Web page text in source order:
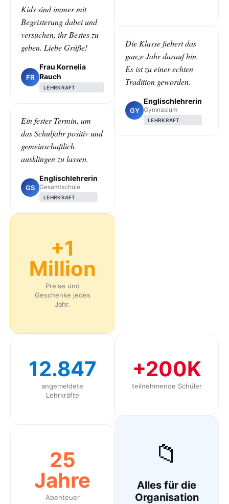
Kids sind immer mit
Begeisterung dabei und
versuchen, ihr Bestes zu
geben. Liebe Grüße!
FR
Frau Kornelia
Rauch
LEHRKRAFT
Ein fester Termin, um
das Schuljahr positiv und
gemeinschaftlich
ausklingen zu lassen.
GS
Englischlehrerin
Gesamtschule
LEHRKRAFT
+1
Million
Preise und
Geschenke jedes
Jahr.
Die Klasse fiebert das
ganze Jahr darauf hin.
Es ist zu einer echten
Tradition geworden.
GY
Englischlehrerin
Gymnasium
LEHRKRAFT
12.847
angemeldete
Lehrkräfte
25
Jahre
Abenteuer
+200K
teilnehmende Schüler
📁
Alles für die
Organisation